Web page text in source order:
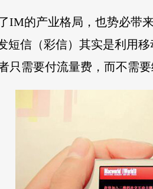
IM的产业格局，也势必带
短信（彩信）其实是利用
只需要付流量费，而不需要